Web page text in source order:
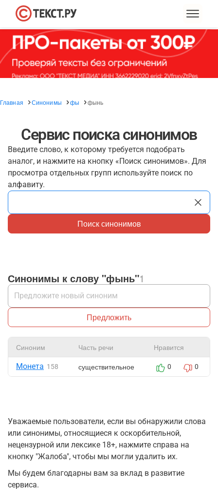
Главная Синонимы фы фынь
Сервис поиска синонимов
Введите слово, к которому требуется подобрать
аналог, и нажмите на кнопку «Поиск синонимов». Для
просмотра отдельных групп используйте поиск по
алфавиту.
Поиск синонимов
Синонимы к слову "фынь"1
Предложить
Синоним Часть речи Нравится
Монета 158 существительное 0 0
Уважаемые пользователи, если вы обнаружили слова
или синонимы, относящиеся к оскорбительной,
нецензурной или лексике 18+, нажмите справа на
кнопку "Жалоба", чтобы мы могли удалить их.
Мы будем благодарны вам за вклад в развитие
сервиса.